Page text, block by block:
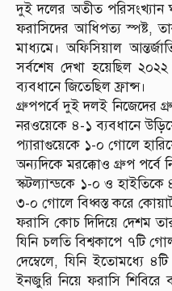
দুই দলের অতীত পরিসংখ্যান
ফরাসিদের আধিপত্য স্পষ্ট,
মাধ্যমে। অফিসিয়াল
সর্বশেষ দেখা হয়েছিল
ব্যবধানে জিতেছিল ফ্রান্স।
গ্রুপপর্বে দুই দলই নিজেদের
নরওয়েকে ৪-১ ব্যবধানে
প্যারাগুয়েকে ১-০ গোলে
অন্যদিকে মরক্কোও গ্রুপ পর্বে
স্কটল্যান্ডকে ১-০ ও
৩-০ গোলে বিধ্বস্ত করে
ফরাসি কোচ দিদিয়ে দেশম
যিনি চলতি বিশ্বকাপে ৭টি
দেম্বেলে, যিনি ইতোমধ্যে
ইনজুরি নিয়ে ফরাসি